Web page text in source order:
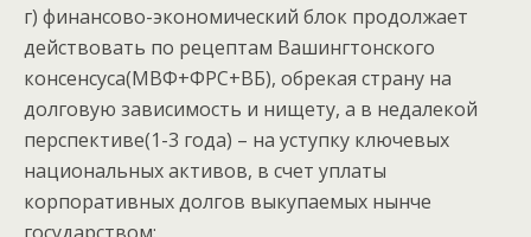
г) финансово-экономический блок продолжает
действовать по рецептам Вашингтонского
консенсуса(МВФ+ФРС+ВБ), обрекая страну на
долговую зависимость и нищету, а в недалекой
перспективе(1-3 года) – на уступку ключевых
национальных активов, в счет уплаты
корпоративных долгов выкупаемых нынче